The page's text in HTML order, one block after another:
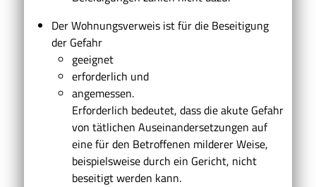
Der Wohnungsverweis ist für die Beseitigung
der Gefahr
geeignet
erforderlich und
angemessen.
Erforderlich bedeutet, dass die akute Gefahr
von tätlichen Auseinandersetzungen auf
eine für den Betroffenen milderer Weise,
beispielsweise durch ein Gericht, nicht
beseitigt werden kann.